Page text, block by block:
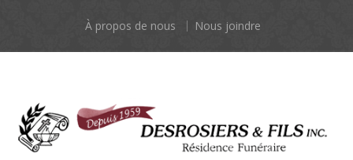
À propos de nous Nous joindre